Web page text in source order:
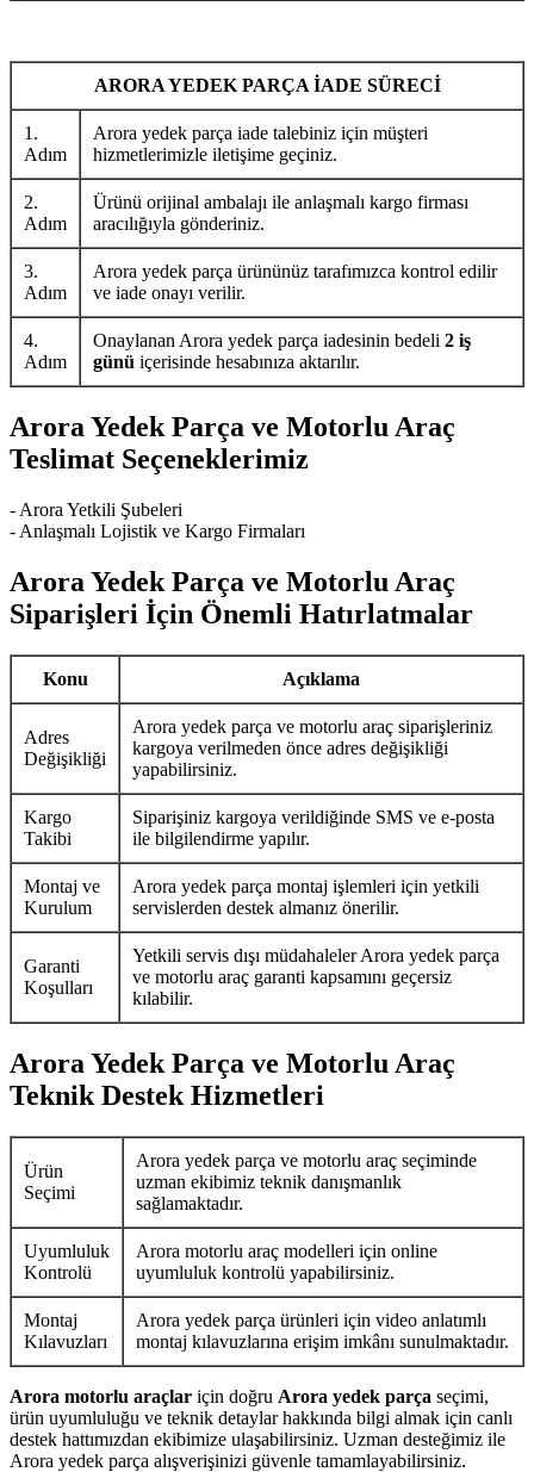
ARORA YEDEK PARÇA İADE SÜRECİ
1.
Adım
Arora yedek parça iade talebiniz için müşteri
hizmetlerimizle iletişime geçiniz.
2.
Adım
Ürünü orijinal ambalajı ile anlaşmalı kargo firması
aracılığıyla gönderiniz.
3.
Adım
Arora yedek parça ürününüz tarafımızca kontrol edilir
ve iade onayı verilir.
4.
Adım
Onaylanan Arora yedek parça iadesinin bedeli 2 iş
günü içerisinde hesabınıza aktarılır.
Arora Yedek Parça ve Motorlu Araç
Teslimat Seçeneklerimiz
- Arora Yetkili Şubeleri
- Anlaşmalı Lojistik ve Kargo Firmaları
Arora Yedek Parça ve Motorlu Araç
Siparişleri İçin Önemli Hatırlatmalar
Konu Açıklama
Adres
Değişikliği
Arora yedek parça ve motorlu araç siparişleriniz
kargoya verilmeden önce adres değişikliği
yapabilirsiniz.
Kargo
Takibi
Siparişiniz kargoya verildiğinde SMS ve e-posta
ile bilgilendirme yapılır.
Montaj ve
Kurulum
Arora yedek parça montaj işlemleri için yetkili
servislerden destek almanız önerilir.
Garanti
Koşulları
Yetkili servis dışı müdahaleler Arora yedek parça
ve motorlu araç garanti kapsamını geçersiz
kılabilir.
Arora Yedek Parça ve Motorlu Araç
Teknik Destek Hizmetleri
Ürün
Seçimi
Arora yedek parça ve motorlu araç seçiminde
uzman ekibimiz teknik danışmanlık
sağlamaktadır.
Uyumluluk
Kontrolü
Arora motorlu araç modelleri için online
uyumluluk kontrolü yapabilirsiniz.
Montaj
Kılavuzları
Arora yedek parça ürünleri için video anlatımlı
montaj kılavuzlarına erişim imkânı sunulmaktadır.
Arora motorlu araçlar için doğru Arora yedek parça seçimi,
ürün uyumluluğu ve teknik detaylar hakkında bilgi almak için canlı
destek hattımızdan ekibimize ulaşabilirsiniz. Uzman desteğimiz ile
Arora yedek parça alışverişinizi güvenle tamamlayabilirsiniz.